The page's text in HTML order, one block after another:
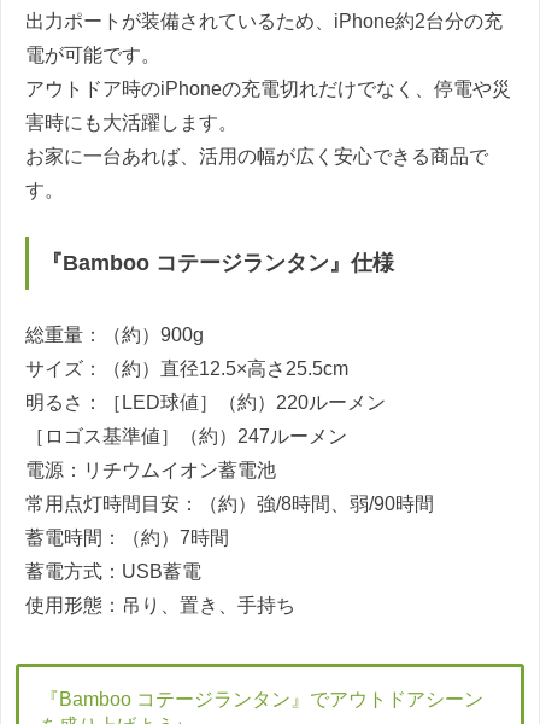
出力ポートが装備されているため、iPhone約2台分の充
電が可能です。
アウトドア時のiPhoneの充電切れだけでなく、停電や災
害時にも大活躍します。
お家に一台あれば、活用の幅が広く安心できる商品で
す。
『Bamboo コテージランタン』仕様
総重量：（約）900g
サイズ：（約）直径12.5×高さ25.5cm
明るさ：［LED球値］（約）220ルーメン
［ロゴス基準値］（約）247ルーメン
電源：リチウムイオン蓄電池
常用点灯時間目安：（約）強/8時間、弱/90時間
蓄電時間：（約）7時間
蓄電方式：USB蓄電
使用形態：吊り、置き、手持ち
『Bamboo コテージランタン』でアウトドアシーン